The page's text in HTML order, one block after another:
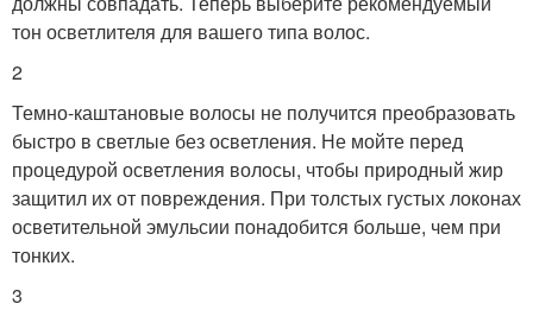
тон осветлителя для вашего типа волос.
2
Темно-каштановые волосы не получится преобразовать
быстро в светлые без осветления. Не мойте перед
процедурой осветления волосы, чтобы природный жир
защитил их от повреждения. При толстых густых локонах
осветительной эмульсии понадобится больше, чем при
тонких.
3